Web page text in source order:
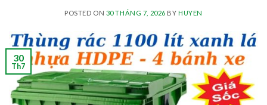
POSTED ON 30 THÁNG 7, 2026 BY HUYEN
30
Th7